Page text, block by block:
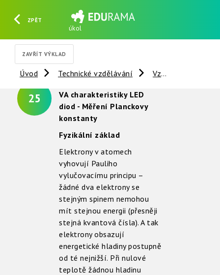
ZPĚT
úkol
ZAVŘÍT VÝKLAD
Úvod Technické vzdělávání Vzdálené experimenty
25
VA charakteristiky LED
diod - Měření Planckovy
konstanty
Fyzikální základ
Elektrony v atomech
vyhovují Pauliho
vylučovacímu principu –
žádné dva elektrony se
stejným spinem nemohou
mít stejnou energii (přesněji
stejná kvantová čísla). A tak
elektrony obsazují
energetické hladiny postupně
od té nejnižší. Při nulové
teplotě žádnou hladinu